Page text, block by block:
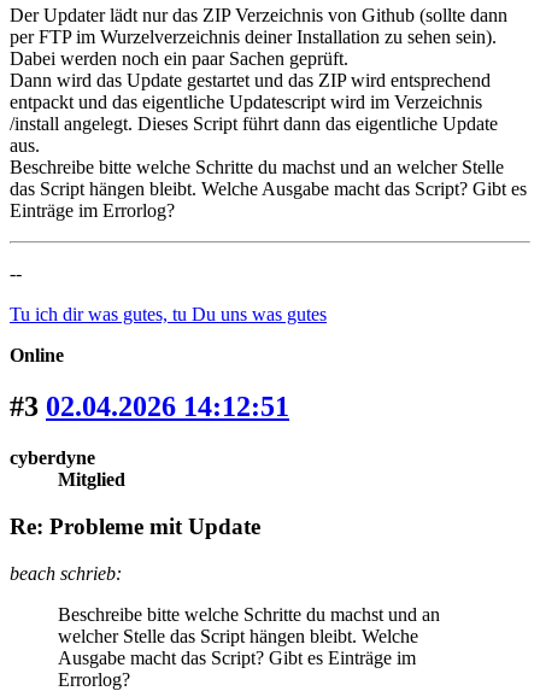
Der Updater lädt nur das ZIP Verzeichnis von Github (sollte dann
per FTP im Wurzelverzeichnis deiner Installation zu sehen sein).
Dabei werden noch ein paar Sachen geprüft.
Dann wird das Update gestartet und das ZIP wird entsprechend
entpackt und das eigentliche Updatescript wird im Verzeichnis
/install angelegt. Dieses Script führt dann das eigentliche Update
aus.
Beschreibe bitte welche Schritte du machst und an welcher Stelle
das Script hängen bleibt. Welche Ausgabe macht das Script? Gibt es
Einträge im Errorlog?
--
Tu ich dir was gutes, tu Du uns was gutes
Online
#3 02.04.2026 14:12:51
cyberdyne
Mitglied
Re: Probleme mit Update
beach schrieb:
Beschreibe bitte welche Schritte du machst und an
welcher Stelle das Script hängen bleibt. Welche
Ausgabe macht das Script? Gibt es Einträge im
Errorlog?